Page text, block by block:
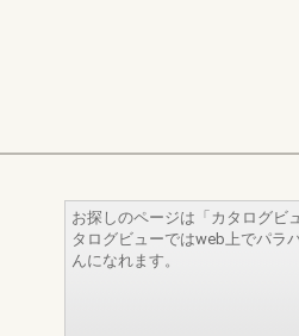
お探しのページは「カタログビ
タログビューではweb上でパラ
んになれます。